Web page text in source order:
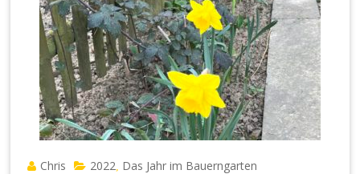
Chris 2022 Das Jahr im Bauerngarten